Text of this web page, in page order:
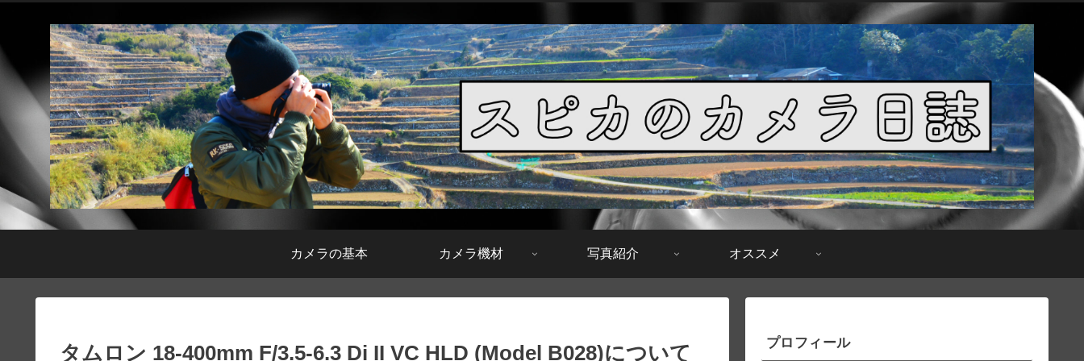
カメラの基本 カメラ機材 写真紹介 オススメ
タムロン 18-400mm F/3.5-6.3 Di II VC HLD (Model B028)について プロフィール